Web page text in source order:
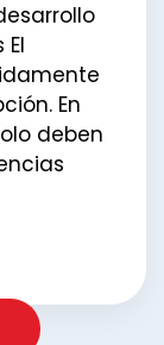
En
deben